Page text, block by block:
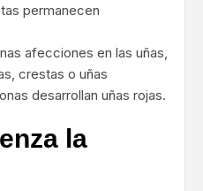
permanecen
afecciones en las uñas,
crestas o uñas
desarrollan uñas rojas.
la